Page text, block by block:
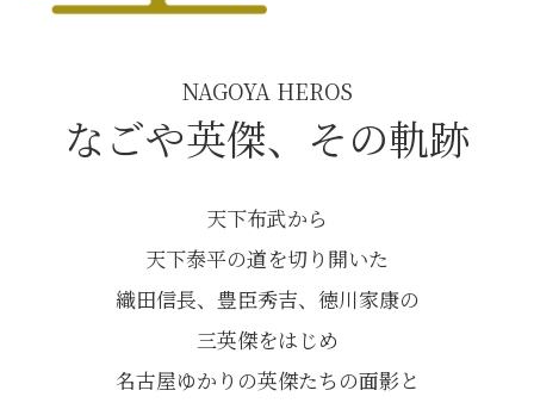
NAGOYA HEROS
なごや英傑、その軌跡
天下布武から
天下泰平の道を切り開いた
織田信長、豊臣秀吉、徳川家康の
三英傑をはじめ
名古屋ゆかりの英傑たちの面影と